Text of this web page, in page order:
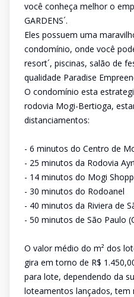
você conheça melhor o
GARDENS´.
Eles possuem uma
condomínio, onde você
resort´, piscinas, salão de
qualidade Paradise
O condomínio esta
rodovia Mogi-Bertioga,
distanciamentos:
- 6 minutos do Centro de
- 25 minutos da Rodovia
- 14 minutos do Mogi
- 30 minutos do Rodoanel
- 40 minutos da Riviera de
- 50 minutos de São Paulo
O valor médio do m² dos
gira em torno de R$
para lote, dependendo da
loteamentos lançados, tem